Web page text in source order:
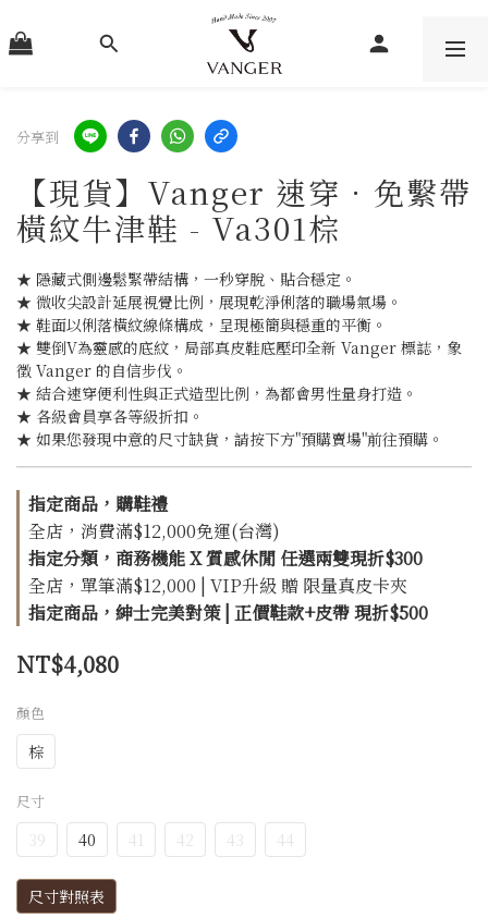
分享到
【現貨】Vanger 速穿．免繫帶
橫紋牛津鞋 - Va301棕
★ 隱藏式側邊鬆緊帶結構，一秒穿脫、貼合穩定。
★ 微收尖設計延展視覺比例，展現乾淨俐落的職場氣場。
★ 鞋面以俐落橫紋線條構成，呈現極簡與穩重的平衡。
★ 雙倒V為靈感的底紋，局部真皮鞋底壓印全新 Vanger 標誌，象
徵 Vanger 的自信步伐。
★ 結合速穿便利性與正式造型比例，為都會男性量身打造。
★ 各級會員享各等級折扣。
★ 如果您發現中意的尺寸缺貨，請按下方"預購賣場"前往預購。
指定商品，購鞋禮
全店，消費滿$12,000免運(台灣)
指定分類，商務機能 X 質感休閒 任選兩雙現折$300
全店，單筆滿$12,000 | VIP升級 贈 限量真皮卡夾
指定商品，紳士完美對策 | 正價鞋款+皮帶 現折$500
NT$4,080
顏色
棕
尺寸
39 40 41 42 43 44
尺寸對照表